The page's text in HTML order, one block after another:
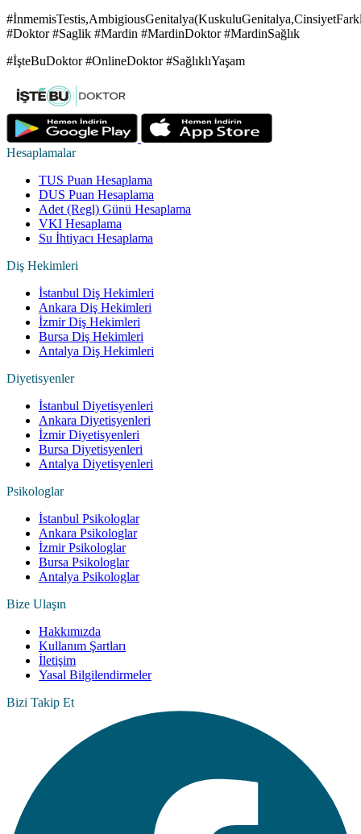
#Doktor #Saglik #Mardin #MardinDoktor #MardinSağlık
#İşteBuDoktor #OnlineDoktor #SağlıklıYaşam
Hesaplamalar
TUS Puan Hesaplama
DUS Puan Hesaplama
Adet (Regl) Günü Hesaplama
VKI Hesaplama
Su İhtiyacı Hesaplama
Diş Hekimleri
İstanbul Diş Hekimleri
Ankara Diş Hekimleri
İzmir Diş Hekimleri
Bursa Diş Hekimleri
Antalya Diş Hekimleri
Diyetisyenler
İstanbul Diyetisyenleri
Ankara Diyetisyenleri
İzmir Diyetisyenleri
Bursa Diyetisyenleri
Antalya Diyetisyenleri
Psikologlar
İstanbul Psikologlar
Ankara Psikologlar
İzmir Psikologlar
Bursa Psikologlar
Antalya Psikologlar
Bize Ulaşın
Hakkımızda
Kullanım Şartları
İletişim
Yasal Bilgilendirmeler
Bizi Takip Et